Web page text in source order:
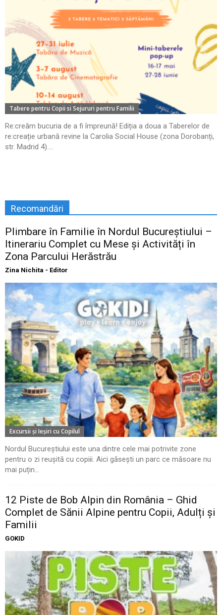
Tabere pentru Copii si Sejururi pentru Familii
Re:creăm bucuria de a fi împreună! Ediția a doua a Taberelor de
re:creație urbană revine la Carolia Social House (zona Dorobanți,
str. Madrid 4)....
Recomandări
Plimbare în Familie în Nordul Bucureștiului –
Itinerariu Complet cu Mese și Activități în
Zona Parcului Herăstrău
Zina Nichita - Editor
Excursii şi Ieşiri cu Copilul
Nordul Bucureștiului este una dintre cele mai potrivite zone
pentru o zi reușită cu copiii. Aici găsești un parc ce măsoare nu
mai puțin...
12 Piste de Bob Alpin din România – Ghid
Complet de Sănii Alpine pentru Copii, Adulți și
Familii
GOKID